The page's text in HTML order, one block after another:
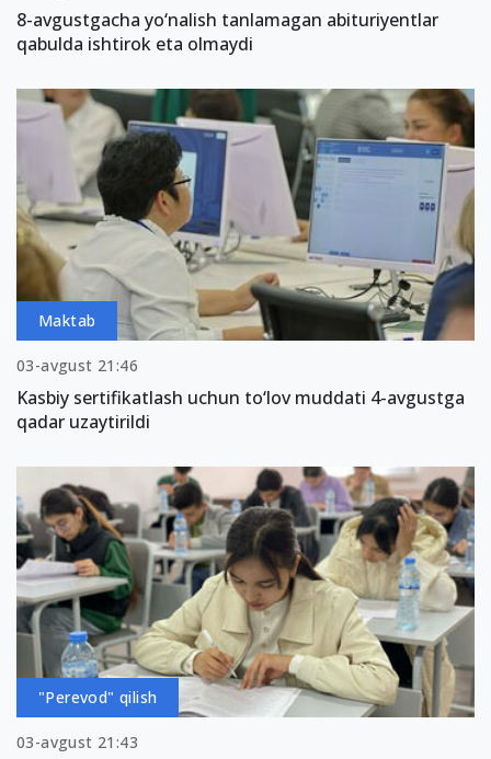
8-avgustgacha yo‘nalish tanlamagan abituriyentlar
qabulda ishtirok eta olmaydi
Maktab
03-avgust 21:46
Kasbiy sertifikatlash uchun to‘lov muddati 4-avgustga
qadar uzaytirildi
"Perevod" qilish
03-avgust 21:43